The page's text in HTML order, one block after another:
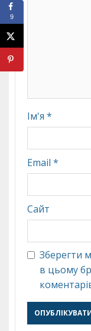
Ім'я *
Email *
Сайт
Зберегти
в цьому
9